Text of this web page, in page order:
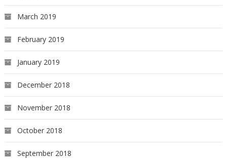
March 2019
February 2019
January 2019
December 2018
November 2018
October 2018
September 2018